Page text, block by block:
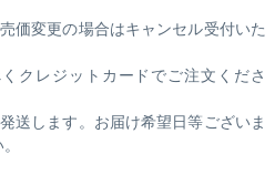
価変更の場合はキャンセル受付いた
クレジットカードでご注文くださ
送します。お届け希望日等ございま